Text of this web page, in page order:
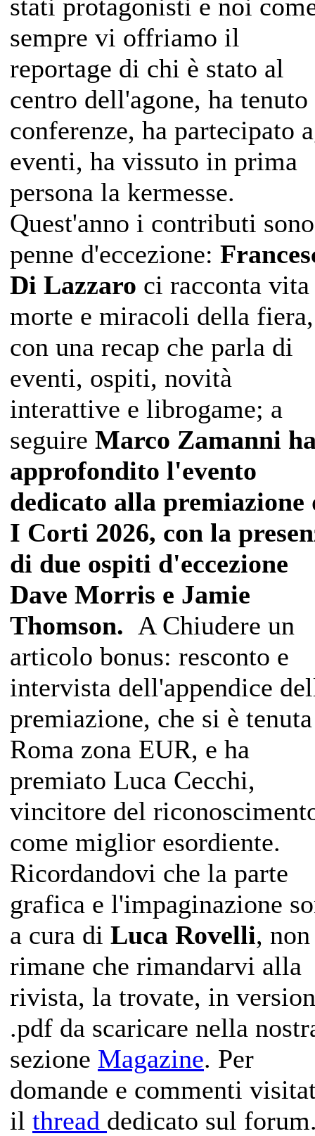
stati protagonisti e noi
sempre vi offriamo il
reportage di chi è stato al
centro dell'agone, ha tenuto
conferenze, ha partecipato
eventi, ha vissuto in prima
persona la kermesse.
Quest'anno i contributi
penne d'eccezione:
Di Lazzaro ci racconta vita
morte e miracoli della fiera,
con una recap che parla di
eventi, ospiti, novità
interattive e librogame; a
seguire Marco Zamanni
approfondito l'evento
dedicato alla premiazione
I Corti 2026, con la
di due ospiti d'eccezione
Dave Morris e Jamie
Thomson. A Chiudere un
articolo bonus: resconto e
intervista dell'appendice
premiazione, che si è
Roma zona EUR, e ha
premiato Luca Cecchi,
vincitore del
come miglior esordiente.
Ricordandovi che la parte
grafica e l'impaginazione
a cura di Luca Rovelli,
rimane che rimandarvi alla
rivista, la trovate, in
.pdf da scaricare nella
sezione Magazine. Per
domande e commenti
il thread dedicato sul